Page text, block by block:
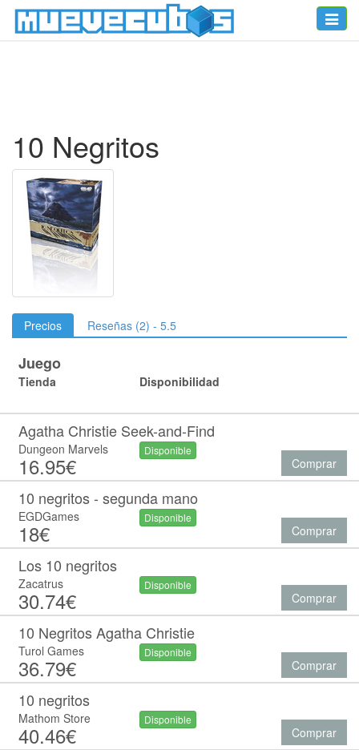
Toggle
10 Negritos
Precios Reseñas (2) - 5.5
Juego
Tienda Disponibilidad
Agatha Christie Seek-and-Find
Dungeon Marvels
16.95€
Disponible
Comprar
10 negritos - segunda mano
EGDGames
18€
Disponible
Comprar
Los 10 negritos
Zacatrus
30.74€
Disponible
Comprar
10 Negritos Agatha Christie
Turol Games
36.79€
Disponible
Comprar
10 negritos
Mathom Store
40.46€
Disponible
Comprar